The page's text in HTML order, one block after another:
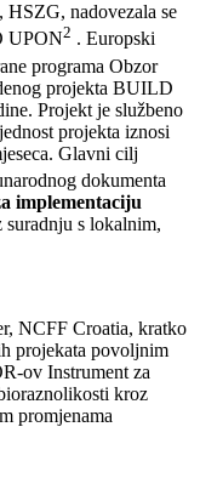
nadovezala se
UPON2 . Europski
programa Obzor
projekta BUILD
Projekt je službeno
projekta iznosi
Glavni cilj
dokumenta
implementaciju
suradnju s lokalnim,
NCFF Croatia, kratko
projekata povoljnim
ov Instrument za
kroz
promjenama